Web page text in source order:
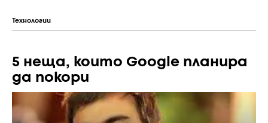
Технологии
5 неща, които Google планира
да покори